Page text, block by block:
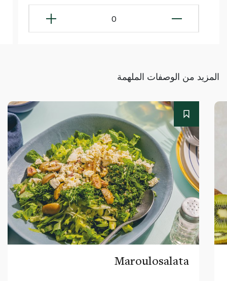
0
المزيد من الوصفات الملهمة
Maroulosalata